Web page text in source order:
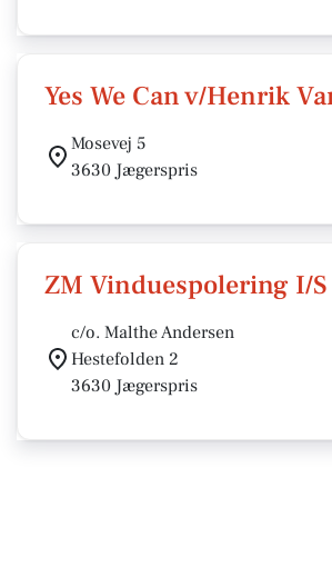
Yes We Can v/Henrik
Mosevej 5
3630 Jægerspris
ZM Vinduespolering I/S
c/o. Malthe Andersen
Hestefolden 2
3630 Jægerspris